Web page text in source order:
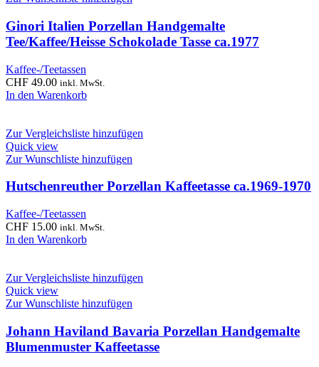
Ginori Italien Porzellan Handgemalte
Tee/Kaffee/Heisse Schokolade Tasse ca.1977
Kaffee-/Teetassen
CHF 49.00 inkl. MwSt.
In den Warenkorb
Zur Vergleichsliste hinzufügen
Quick view
Zur Wunschliste hinzufügen
Hutschenreuther Porzellan Kaffeetasse ca.1969-1970
Kaffee-/Teetassen
CHF 15.00 inkl. MwSt.
In den Warenkorb
Zur Vergleichsliste hinzufügen
Quick view
Zur Wunschliste hinzufügen
Johann Haviland Bavaria Porzellan Handgemalte
Blumenmuster Kaffeetasse